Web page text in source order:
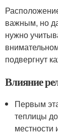
важным, но
нужно
подвергнут
Влияние
Первым
теплицы
местности